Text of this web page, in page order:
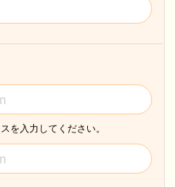
を入力してください。